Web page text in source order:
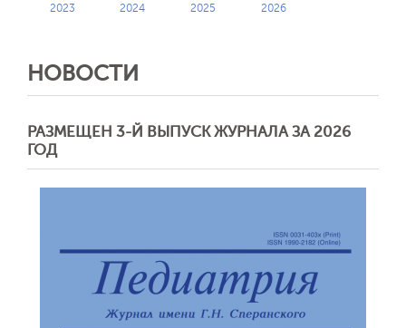
2023 2024 2025 2026
НОВОСТИ
РАЗМЕЩЕН 3-Й ВЫПУСК ЖУРНАЛА ЗА 2026
ГОД